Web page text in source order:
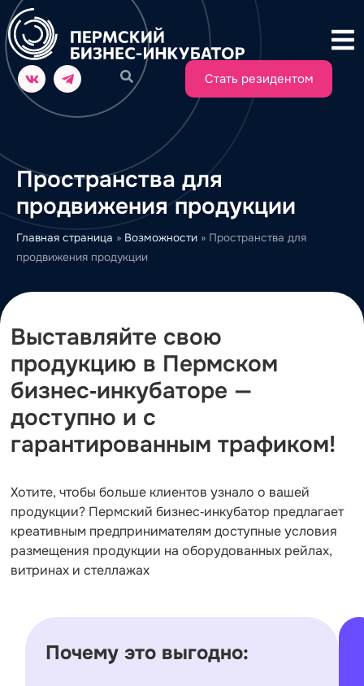
Стать резидентом
Пространства для
продвижения продукции
Главная страница » Возможности » Пространства для
продвижения продукции
Выставляйте свою
продукцию в Пермском
бизнес‑инкубаторе —
доступно и с
гарантированным трафиком!
Хотите, чтобы больше клиентов узнало о вашей
продукции? Пермский бизнес‑инкубатор предлагает
креативным предпринимателям доступные условия
размещения продукции на оборудованных рейлах,
витринах и стеллажах
Почему это выгодно: